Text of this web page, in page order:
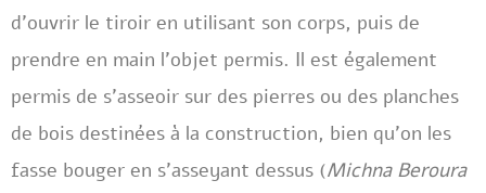
d’ouvrir le tiroir en utilisant son corps, puis de
prendre en main l’objet permis. Il est également
permis de s’asseoir sur des pierres ou des planches
de bois destinées à la construction, bien qu’on les
fasse bouger en s’asseyant dessus (Michna Beroura